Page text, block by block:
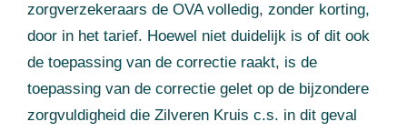
zorgverzekeraars de OVA volledig, zonder korting,
door in het tarief. Hoewel niet duidelijk is of dit ook
de toepassing van de correctie raakt, is de
toepassing van de correctie gelet op de bijzondere
zorgvuldigheid die Zilveren Kruis c.s. in dit geval